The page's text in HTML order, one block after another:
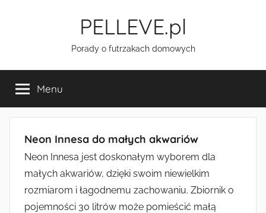
PELLEVE.pl
Porady o futrzakach domowych
Menu
Neon Innesa do małych akwariów
Neon Innesa jest doskonałym wyborem dla
małych akwariów, dzięki swoim niewielkim
rozmiarom i łagodnemu zachowaniu. Zbiornik o
pojemności 30 litrów może pomieścić małą